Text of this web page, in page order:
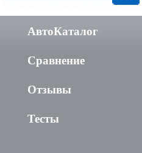
АвтоКаталог
Сравнение
Отзывы
Тесты